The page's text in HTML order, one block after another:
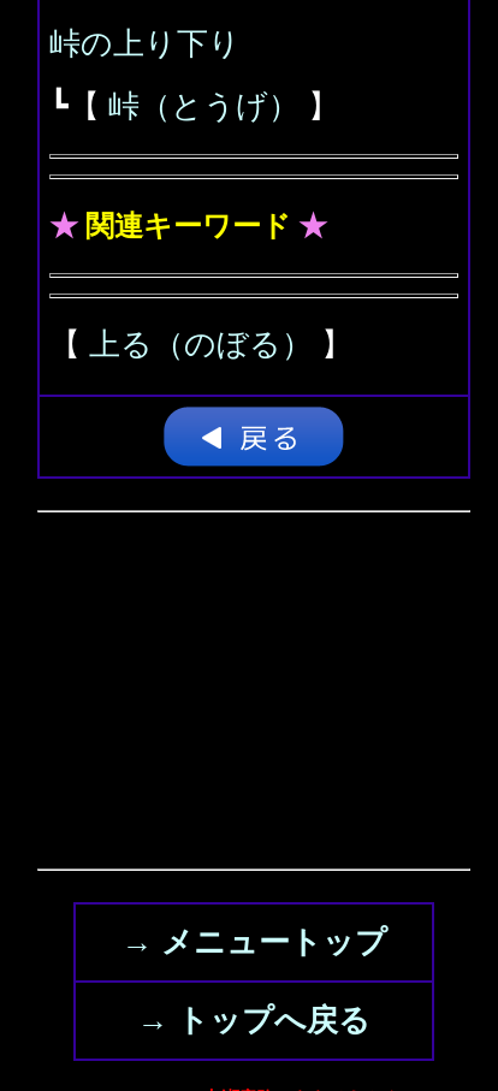
峠の上り下り
┗【 峠（とうげ） 】
★ 関連キーワード ★
【 上る（のぼる） 】
→ メニュートップ
→ トップへ戻る